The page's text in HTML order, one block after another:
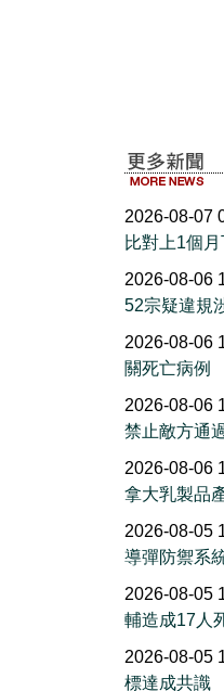
2026-08-07
比對上1個
2026-08-06
52宗疑違規
2026-08-06
關死亡病例
2026-08-06
禁止敵方通
2026-08-06
拿大乳製品
2026-08-05
導彈防禦系
2026-08-05
輔造成17人
2026-08-05
標達成共識